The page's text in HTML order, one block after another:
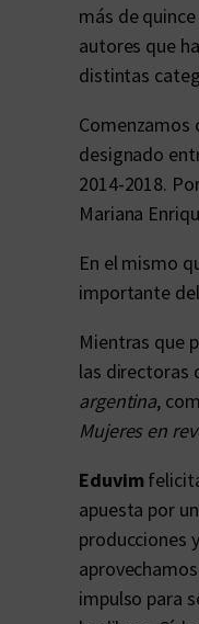
más de
autores que
distintas
Comenzamos
designado
2014-2018.
Mariana
En el mismo
importante
Mientras que
las directoras
argentina,
Mujeres en
Eduvim
apuesta por
producciones
impulso para